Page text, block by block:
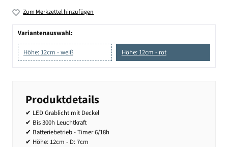
Zum Merkzettel hinzufügen
Variantenauswahl:
Höhe: 12cm - weiß Höhe: 12cm - rot
Produktdetails
✔ LED Grablicht mit Deckel
✔ Bis 300h Leuchtkraft
✔ Batteriebetrieb - Timer 6/18h
✔ Höhe: 12cm - D: 7cm